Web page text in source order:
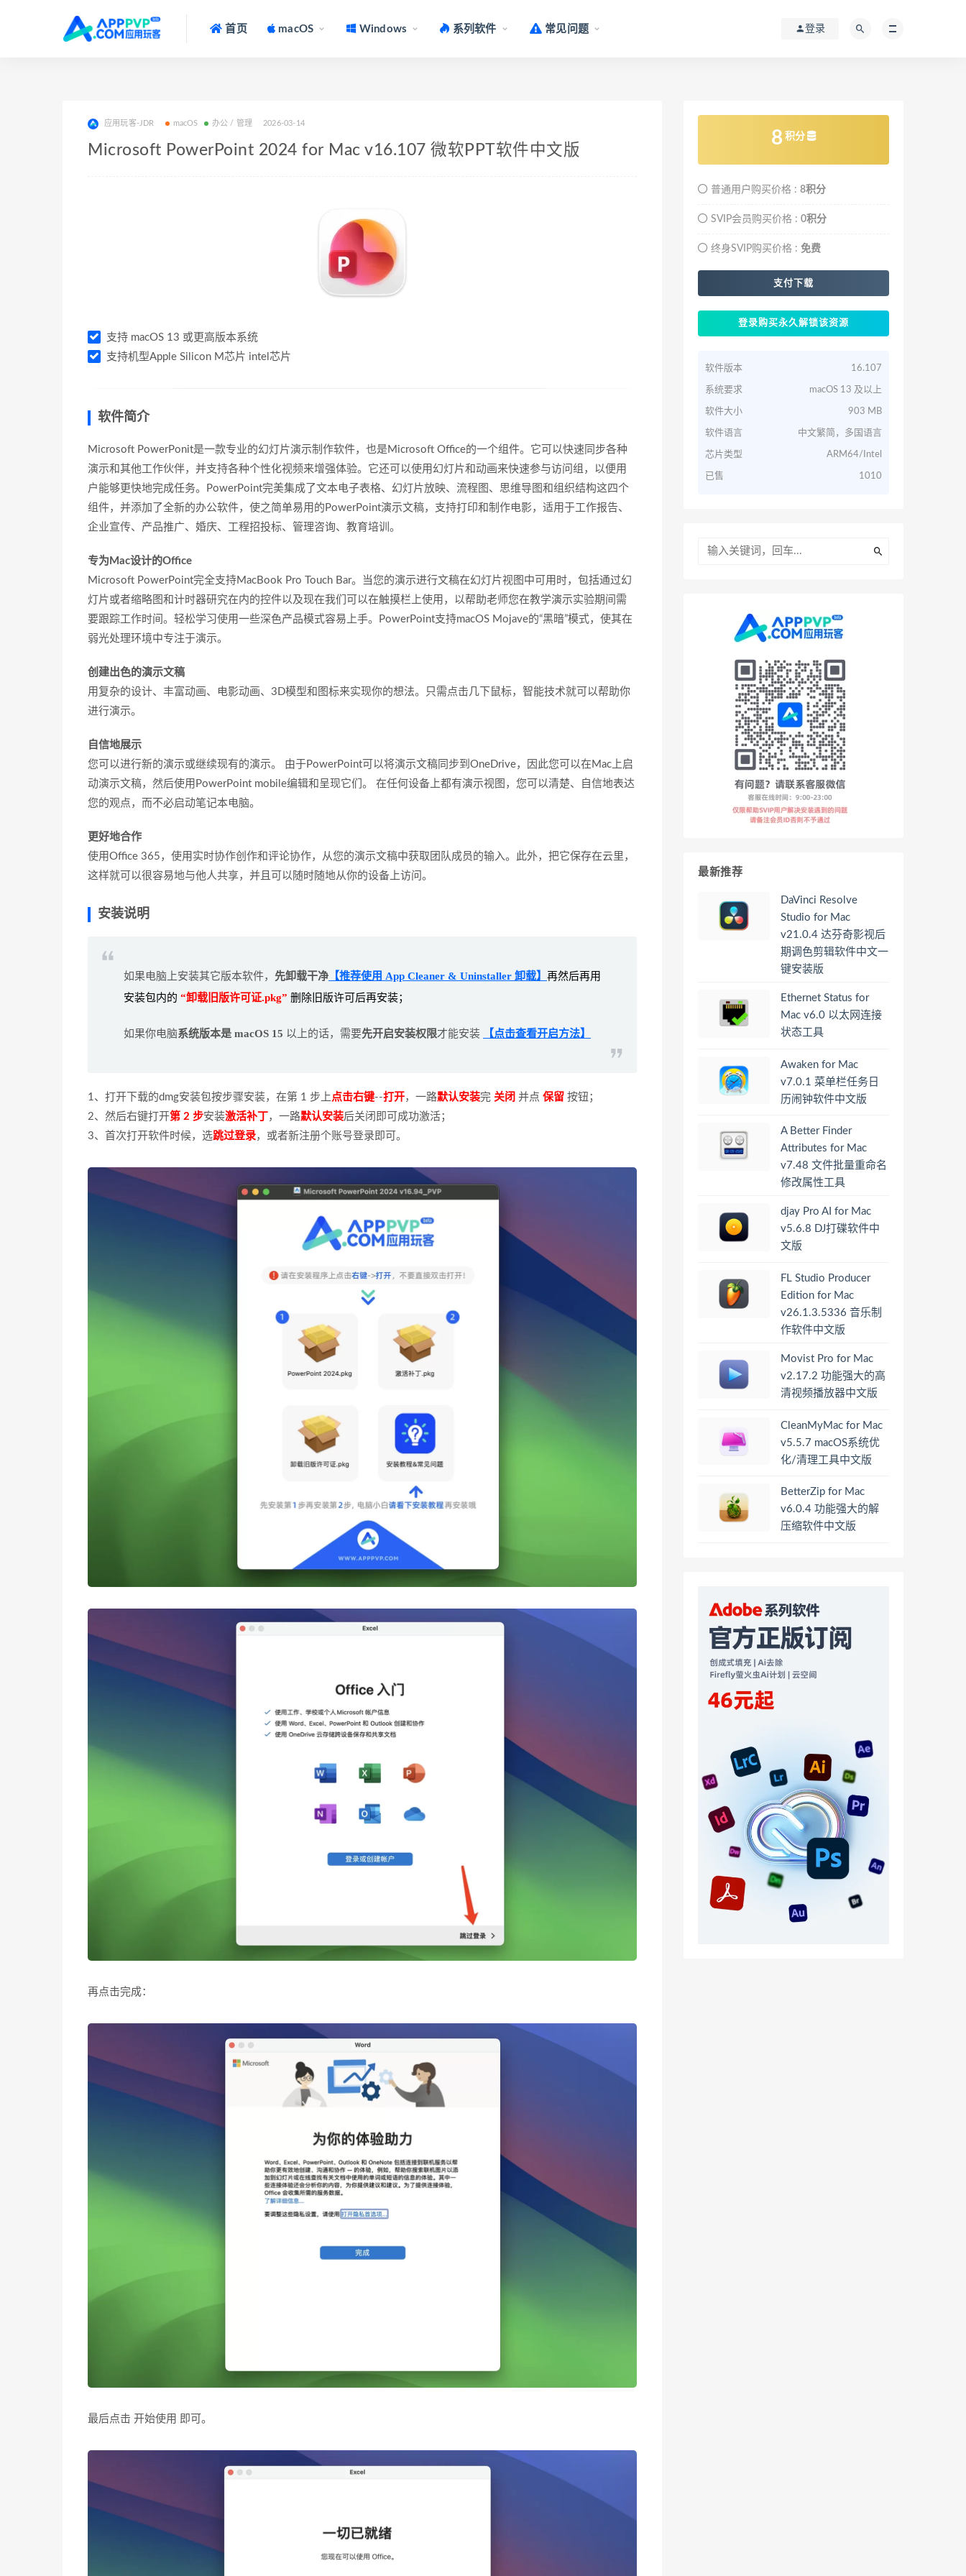
首页 macOS Windows 系列软件 常见问题 登录
应用玩客-JDR macOS 办公 / 管理 2026-03-14
Microsoft PowerPoint 2024 for Mac v16.107 微软PPT软件中文版
支持 macOS 13 或更高版本系统
支持机型Apple Silicon M芯片 intel芯片
软件简介
Microsoft PowerPonit是一款专业的幻灯片演示制作软件，也是Microsoft Office的一个组件。它可以快速同步各种
演示和其他工作伙伴，并支持各种个性化视频来增强体验。它还可以使用幻灯片和动画来快速参与访问组，以便用
户能够更快地完成任务。PowerPoint完美集成了文本电子表格、幻灯片放映、流程图、思维导图和组织结构这四个
组件，并添加了全新的办公软件，使之简单易用的PowerPoint演示文稿，支持打印和制作电影，适用于工作报告、
企业宣传、产品推广、婚庆、工程招投标、管理咨询、教育培训。
专为Mac设计的Office
Microsoft PowerPoint完全支持MacBook Pro Touch Bar。当您的演示进行文稿在幻灯片视图中可用时，包括通过幻
灯片或者缩略图和计时器研究在内的控件以及现在我们可以在触摸栏上使用，以帮助老师您在教学演示实验期间需
要跟踪工作时间。轻松学习使用一些深色产品模式容易上手。PowerPoint支持macOS Mojave的“黑暗”模式，使其在
弱光处理环境中专注于演示。
创建出色的演示文稿
用复杂的设计、丰富动画、电影动画、3D模型和图标来实现你的想法。只需点击几下鼠标，智能技术就可以帮助你
进行演示。
自信地展示
您可以进行新的演示或继续现有的演示。 由于PowerPoint可以将演示文稿同步到OneDrive，因此您可以在Mac上启
动演示文稿，然后使用PowerPoint mobile编辑和呈现它们。 在任何设备上都有演示视图，您可以清楚、自信地表达
您的观点，而不必启动笔记本电脑。
更好地合作
使用Office 365，使用实时协作创作和评论协作，从您的演示文稿中获取团队成员的输入。此外，把它保存在云里，
这样就可以很容易地与他人共享，并且可以随时随地从你的设备上访问。
安装说明
如果电脑上安装其它版本软件， 先卸载干净 【推荐使用 App Cleaner & Uninstaller 卸载】 再然后再用
安装包内的 “卸载旧版许可证.pkg” 删除旧版许可后再安装；
如果你电脑系统版本是 macOS 15 以上的话，需要先开启安装权限才能安装 【点击查看开启方法】
1、打开下载的dmg安装包按步骤安装，在第 1 步上点击右键--打开，一路默认安装完 关闭 并点 保留 按钮；
2、然后右键打开第 2 步安装激活补丁 ，一路默认安装后关闭即可成功激活；
3、首次打开软件时候，选跳过登录，或者新注册个账号登录即可。
再点击完成：
最后点击 开始使用 即可。
8 积分
普通用户购买价格 : 8积分
SVIP会员购买价格 : 0积分
终身SVIP购买价格 : 免费
支付下载
登录购买永久解锁该资源
软件版本 16.107
系统要求 macOS 13 及以上
软件大小 903 MB
软件语言 中文繁简，多国语言
芯片类型 ARM64/Intel
已售 1010
最新推荐
DaVinci Resolve
Studio for Mac
v21.0.4 达芬奇影视后
期调色剪辑软件中文一
键安装版
Ethernet Status for
Mac v6.0 以太网连接
状态工具
Awaken for Mac
v7.0.1 菜单栏任务日
历闹钟软件中文版
A Better Finder
Attributes for Mac
v7.48 文件批量重命名
修改属性工具
djay Pro AI for Mac
v5.6.8 DJ打碟软件中
文版
FL Studio Producer
Edition for Mac
v26.1.3.5336 音乐制
作软件中文版
Movist Pro for Mac
v2.17.2 功能强大的高
清视频播放器中文版
CleanMyMac for Mac
v5.5.7 macOS系统优
化/清理工具中文版
BetterZip for Mac
v6.0.4 功能强大的解
压缩软件中文版